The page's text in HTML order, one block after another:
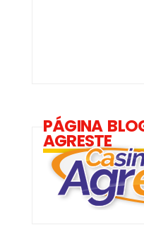
PÁGINA
AGRESTE